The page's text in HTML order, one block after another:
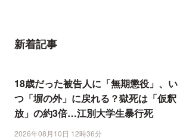
新着記事
18歳だった被告人に「無期懲役」、い
つ「塀の外」に戻れる？獄死は「仮釈
放」の約3倍…江別大学生暴行死
2026年08月10日 12時36分